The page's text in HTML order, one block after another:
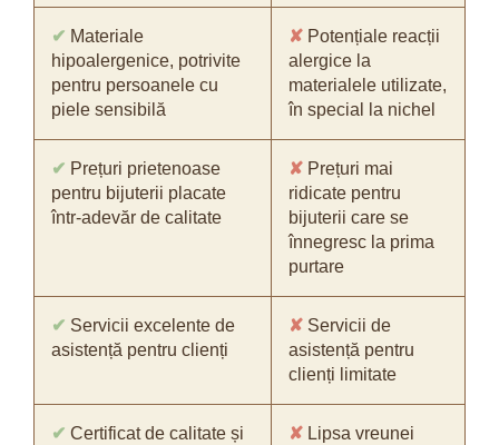
✔ Materiale
hipoalergenice, potrivite
pentru persoanele cu
piele sensibilă
✘ Potențiale reacții
alergice la
materialele utilizate,
în special la nichel
✔ Prețuri prietenoase
pentru bijuterii placate
într-adevăr de calitate
✘ Prețuri mai
ridicate pentru
bijuterii care se
înnegresc la prima
purtare
✔ Servicii excelente de
asistență pentru clienți
✘ Servicii de
asistență pentru
clienți limitate
✔ Certificat de calitate și
✘ Lipsa vreunei